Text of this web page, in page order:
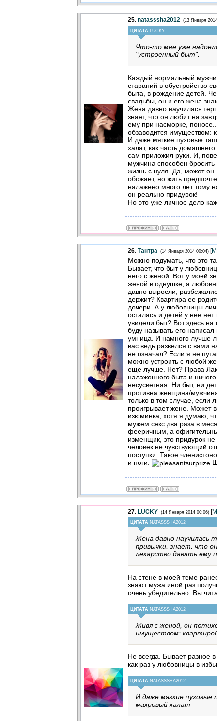
25. natasssha2012 (13 Января
ЦИТАТА LUCKY
Что-то мне уже
"устроенный быт".
Каждый нормальный
стараний в обустройство
быта, в рождение детей.
свадьбы, он и его жена
Жена давно научилась
знает, что он любит на
ему при насморке,
обзаводится имуществом:
И даже мягкие пуховые
халат, как часть
сам приложил руки. И,
мужчина способен бросить
жизнь с нуля. Да, может
обожает, но жить
налажено много лет тому
он реально придурок!
Но это уже личное дело
26. Тантра (14 Января 2014 00:04) [
Можно подумать, что это
Бывает, что быт у
него с женой. Вот у моей
женой в однушке, а
давно выросли,
держит? Квартира ее
дочери. А у любовницы
осталась и детей у нее
увидели быт? Вот здесь
буду называть его
умница. И намного лучше
вас ведь развелся с вами
не означал? Если я не
можно устроить с любой
еще лучше. Нет? Права
налаженного быта и
несусветная. Ни быт, ни
противна женщина/
только в том случае, если
проигрывает жене. Может
изюминка, хотя я думаю,
мужем секс два раза в
фееричным, а
изменщик, это придурок
человек не чувствующий
поступки. Такое
и ноги.
27. LUCKY (14 Января 2014 00:06) [
ЦИТАТА NATASSSHA2012
Жена давно научилась
привычки, знает, что
лекарство давать ему
На стене в моей теме
знают мужа иной раз
очень убедительно. Вы
ЦИТАТА NATASSSHA2012
Живя с женой, он
имуществом:
Не всегда. Бывает разное
как раз у любовницы в
ЦИТАТА NATASSSHA2012
И даже мягкие пуховые
махровый халат